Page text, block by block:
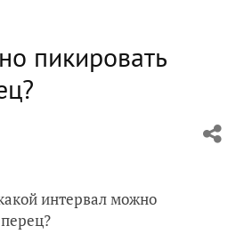
пикировать
интервал можно